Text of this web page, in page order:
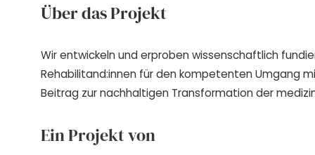
Über das Projekt
Wir entwickeln und erproben wissenschaftlich
Rehabilitand:innen für den kompetenten Umgang
Beitrag zur nachhaltigen Transformation der
Ein Projekt von